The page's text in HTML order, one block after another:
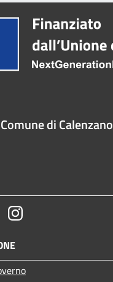
Comune di Calenzano
Instagram